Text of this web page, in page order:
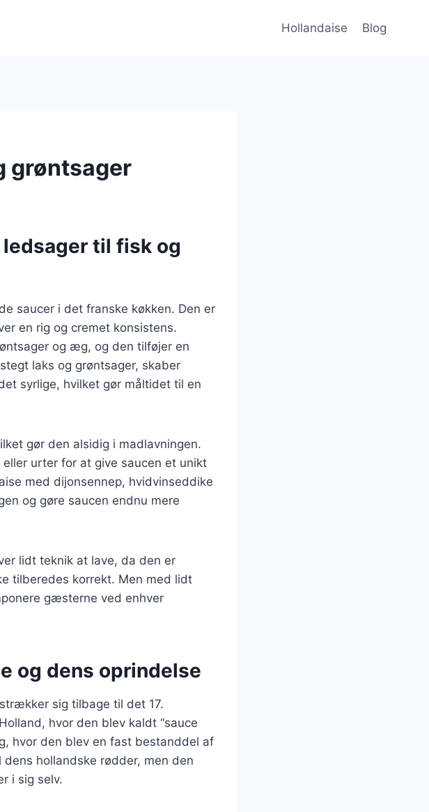
Hollandaise Blog
grøntsager
til fisk og
saucer i det franske køkken. Den er
en rig og cremet konsistens.
og æg, og den tilføjer en
laks og grøntsager, skaber
syrlige, hvilket gør måltidet til en
gør den alsidig i madlavningen.
urter for at give saucen et unikt
med dijonsennep, hvidvinseddike
og gøre saucen endnu mere
lidt teknik at lave, da den er
tilberedes korrekt. Men med lidt
gæsterne ved enhver
og dens oprindelse
sig tilbage til det 17.
hvor den blev kaldt “sauce
hvor den blev en fast bestanddel af
dens hollandske rødder, men den
i sig selv.